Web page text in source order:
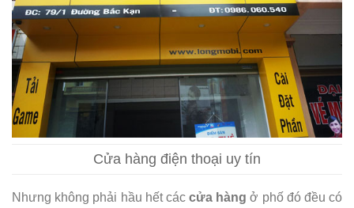
Cửa hàng điện thoại uy tín
Nhưng không phải hầu hết các cửa hàng ở phố đó đều có